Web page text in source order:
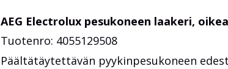
AEG Electrolux pesukoneen laakeri, oikea
Tuotenro: 4055129508
Päältätäytettävän pyykinpesukoneen